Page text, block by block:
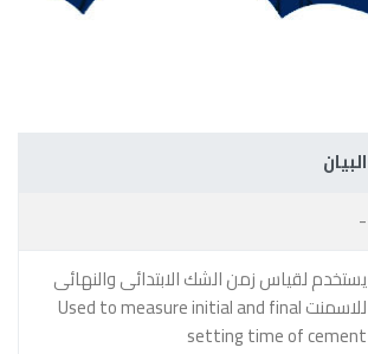
البيان
-
يستخدم لقياس زمن الشك الابتدائى والنهائى
للاسمنت Used to measure initial and final
setting time of cement